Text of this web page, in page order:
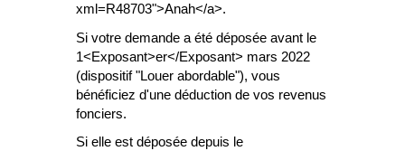
xml=R48703">Anah</a>.
Si votre demande a été déposée avant le
1<Exposant>er</Exposant> mars 2022
(dispositif "Louer abordable"), vous
bénéficiez d'une déduction de vos revenus
fonciers.
Si elle est déposée depuis le